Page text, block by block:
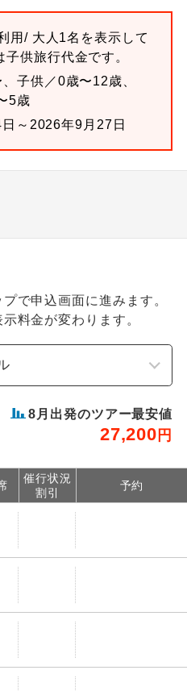
用/ 大人1名を表示して
供旅行代金です。
子供／0歳〜12歳、
5歳
～2026年9月27日
で申込画面に進みます。
料金が変わります。
8 月出発のツアー最安値
27,200 円
催行状況
割引
予約